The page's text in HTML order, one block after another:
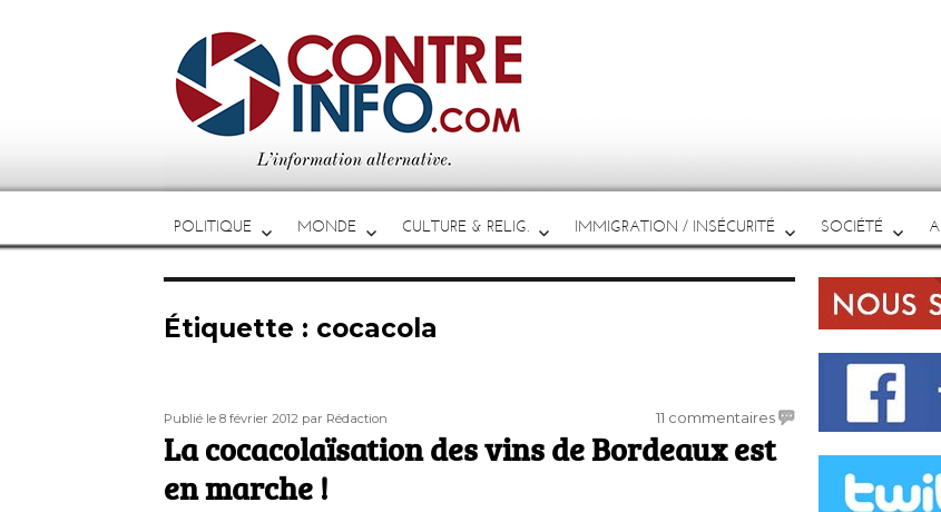
POLITIQUE MONDE CULTURE & RELIG. IMMIGRATION / INSÉCURITÉ SOCIÉTÉ
Étiquette : cocacola
Publié
le
Publié le 8 février 2012 Auteur
par Rédaction 11 commentairessur
La
cocacolaïsation
La cocacolaïsation des vins de Bordeaux est
en marche !